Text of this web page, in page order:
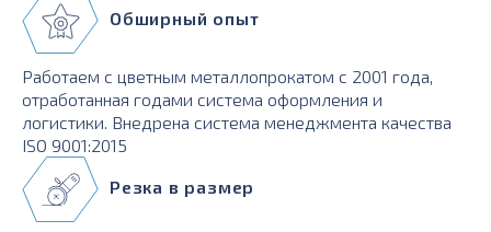
Обширный опыт
Работаем с цветным металлопрокатом с 2001 года,
отработанная годами система оформления и
логистики. Внедрена система менеджмента качества
ISO 9001:2015
Резка в размер